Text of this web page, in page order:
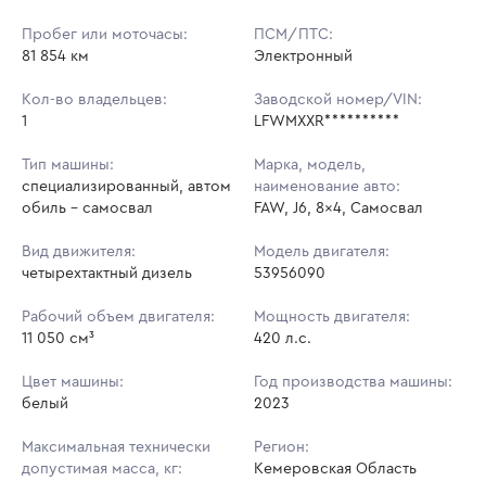
Кол-во ставок:
в аукционах
Пробег или моточасы:
81 854 км
ПСМ/ПТС:
Электронный
Кол-во владельцев:
1
Заводской номер/VIN:
LFWMXXR**********
Тип машины:
специализированный, автом
обиль - самосвал
Марка, модель,
наименование авто:
FAW, J6, 8x4, Самосвал
Вид движителя:
четырехтактный дизель
Модель двигателя:
53956090
Рабочий объем двигателя:
11 050 см³
Мощность двигателя:
420 л.с.
Цвет машины:
белый
Год производства машины:
2023
Максимальная технически
допустимая масса, кг:
Регион:
Кемеровская Область